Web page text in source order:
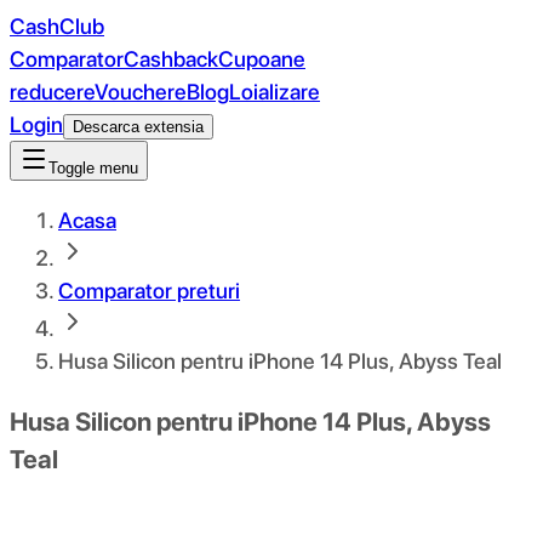
CashClub
ComparatorCashbackCupoane
reducereVouchereBlogLoializare
Login
Descarca extensia
Toggle menu
Acasa
Comparator preturi
Husa Silicon pentru iPhone 14 Plus, Abyss Teal
Husa Silicon pentru iPhone 14 Plus, Abyss
Teal